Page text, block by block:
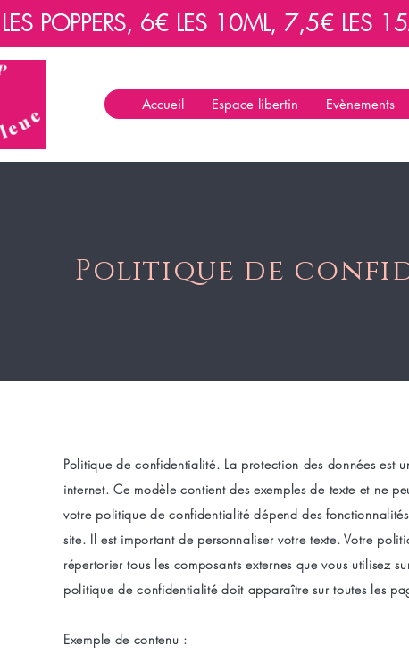
POPPERS, 6€ LES 10ML, 7,5€ LES
Accueil Espace libertin Evènements
Politique de
Politique de confidentialité. La protection des données est
internet. Ce modèle contient des exemples de texte et ne
votre politique de confidentialité dépend des
site. Il est important de personnaliser votre texte. Votre
répertorier tous les composants externes que vous utilisez
politique de confidentialité doit apparaître sur toutes les
Exemple de contenu :